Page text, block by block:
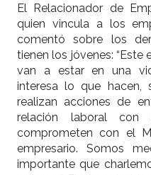
El Relacionador de
quien vincula a los
comentó sobre los
tienen los jóvenes: “Este
van a estar en una
interesa lo que hacen,
realizan acciones de
relación laboral con
comprometen con el
empresario. Somos
importante que